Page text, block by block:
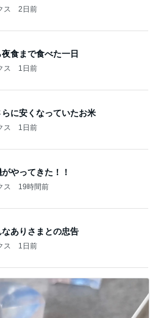
ス 2日前
食まで食べた一日
ス 1日前
らに安くなっていたお米
ス 1日前
やってきた！！
ス 19時間前
ありさまとの忠告
ス 1日前